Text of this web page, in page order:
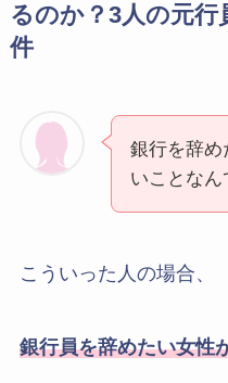
るのか？3人の元行
件
銀行を辞め
いことなん
こういった人の場合、
銀行員を辞めたい女性